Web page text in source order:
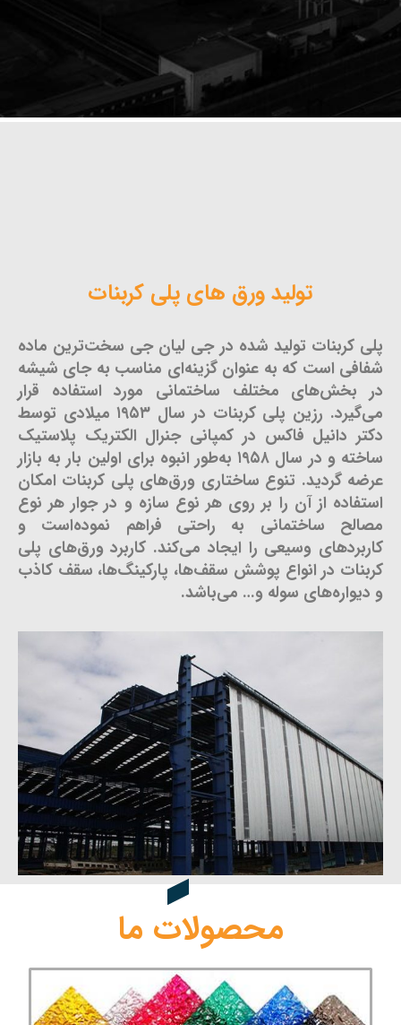
تولید ورق های پلی کربنات
پلی کربنات تولید شده در جی لیان جی سخت‌ترین ماده
شفافی است که به عنوان گزینه‌ای مناسب به جای شیشه
در بخش‌های مختلف ساختمانی مورد استفاده قرار
می‌گیرد. رزین پلی کربنات در سال ۱۹۵۳ میلادی توسط
دکتر دانیل فاکس در کمپانی جنرال الکتریک پلاستیک
ساخته و در سال ۱۹۵۸ به‌طور انبوه برای اولین بار به بازار
عرضه گردید. تنوع ساختاری ورق‌های پلی کربنات امکان
استفاده از آن را بر روی هر نوع سازه و در جوار هر نوع
مصالح ساختمانی به راحتی فراهم نموده‌است و
کاربردهای وسیعی را ایجاد می‌کند. کاربرد ورق‌های پلی
کربنات در انواع پوشش سقف‌ها، پارکینگ‌ها، سقف کاذب
و دیواره‌های سوله و… می‌باشد.
محصولات ما